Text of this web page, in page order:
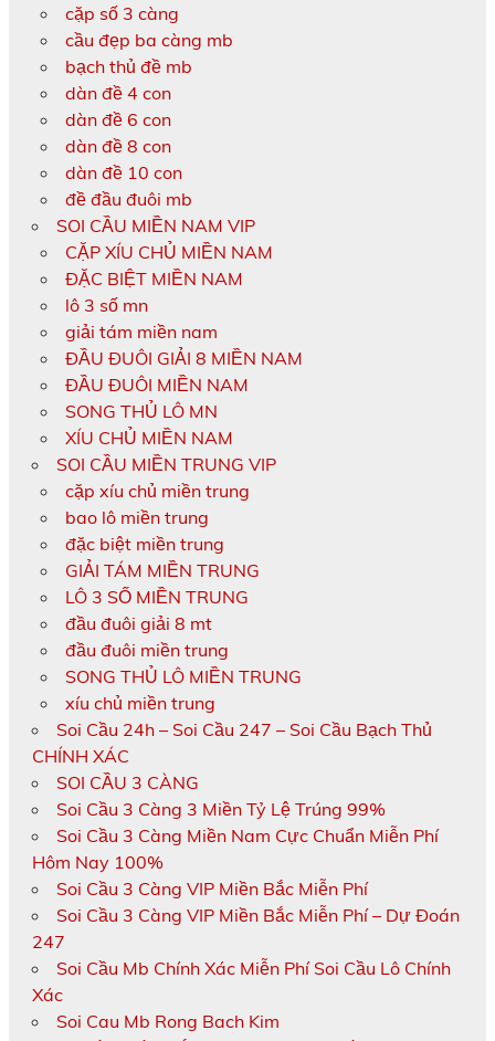
cặp số 3 càng
cầu đẹp ba càng mb
bạch thủ đề mb
dàn đề 4 con
dàn đề 6 con
dàn đề 8 con
dàn đề 10 con
đề đầu đuôi mb
SOI CẦU MIỀN NAM VIP
CẶP XÍU CHỦ MIỀN NAM
ĐẶC BIỆT MIỀN NAM
lô 3 số mn
giải tám miền nam
ĐẦU ĐUÔI GIẢI 8 MIỀN NAM
ĐẦU ĐUÔI MIỀN NAM
SONG THỦ LÔ MN
XÍU CHỦ MIỀN NAM
SOI CẦU MIỀN TRUNG VIP
cặp xíu chủ miền trung
bao lô miền trung
đặc biệt miền trung
GIẢI TÁM MIỀN TRUNG
LÔ 3 SỐ MIỀN TRUNG
đầu đuôi giải 8 mt
đầu đuôi miền trung
SONG THỦ LÔ MIỀN TRUNG
xíu chủ miền trung
Soi Cầu 24h – Soi Cầu 247 – Soi Cầu Bạch Thủ
CHÍNH XÁC
SOI CẦU 3 CÀNG
Soi Cầu 3 Càng 3 Miền Tỷ Lệ Trúng 99%
Soi Cầu 3 Càng Miền Nam Cực Chuẩn Miễn Phí
Hôm Nay 100%
Soi Cầu 3 Càng VIP Miền Bắc Miễn Phí
Soi Cầu 3 Càng VIP Miền Bắc Miễn Phí – Dự Đoán
247
Soi Cầu Mb Chính Xác Miễn Phí Soi Cầu Lô Chính
Xác
Soi Cau Mb Rong Bach Kim